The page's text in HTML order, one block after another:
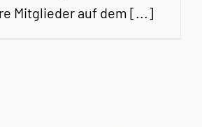
Mitglieder auf dem [...]